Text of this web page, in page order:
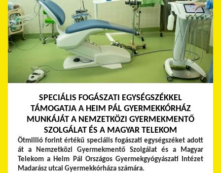
SPECIÁLIS FOGÁSZATI EGYSÉGSZÉKKEL
TÁMOGATJA A HEIM PÁL GYERMEKKÓRHÁZ
MUNKÁJÁT A NEMZETKÖZI GYERMEKMENTŐ
SZOLGÁLAT ÉS A MAGYAR TELEKOM
Ötmillió forint értékű speciális fogászati egységszéket adott
át a Nemzetközi Gyermekmentő Szolgálat és a Magyar
Telekom a Heim Pál Országos Gyermekgyógyászati Intézet
Madarász utcai Gyermekkórháza számára.